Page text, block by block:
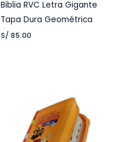
Biblia RVC Letra Gigante
Tapa Dura Geométrica
S/ 85.00